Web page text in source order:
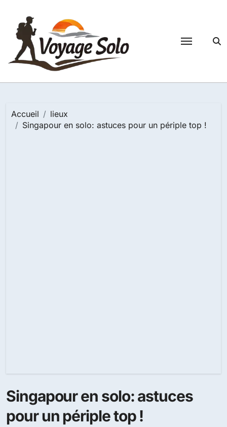
contenu
Accueil
lieux
Singapour en solo: astuces pour un périple top !
Singapour en solo: astuces
pour un périple top !